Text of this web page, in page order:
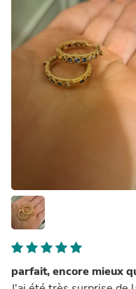
parfait, encore mieux